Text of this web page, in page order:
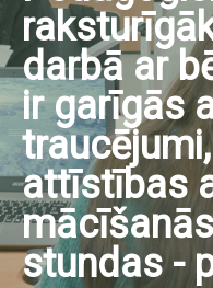
darbā ar
ir garīgās
attīstības
stundas -